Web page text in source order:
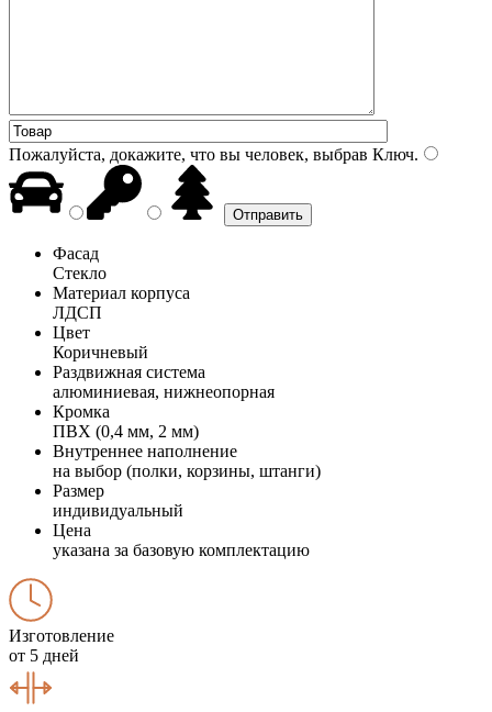
Пожалуйста, докажите, что вы человек, выбрав Ключ.
Фасад
Стекло
Материал корпуса
ЛДСП
Цвет
Коричневый
Раздвижная система
алюминиевая, нижнеопорная
Кромка
ПВХ (0,4 мм, 2 мм)
Внутреннее наполнение
на выбор (полки, корзины, штанги)
Размер
индивидуальный
Цена
указана за базовую комплектацию
Изготовление
от 5 дней